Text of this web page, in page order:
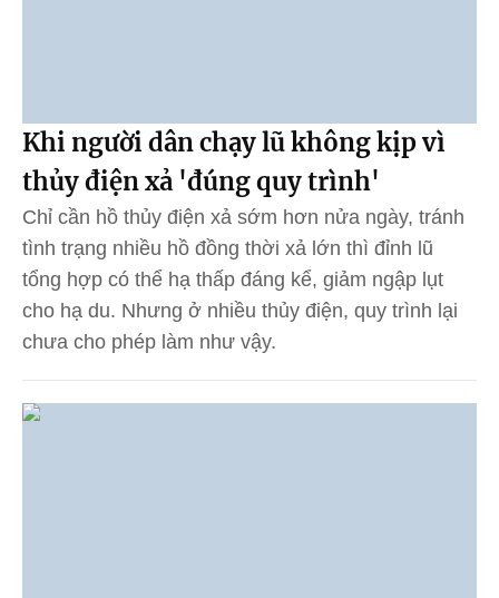
Khi người dân chạy lũ không kịp vì
thủy điện xả 'đúng quy trình'
Chỉ cần hồ thủy điện xả sớm hơn nửa ngày, tránh
tình trạng nhiều hồ đồng thời xả lớn thì đỉnh lũ
tổng hợp có thể hạ thấp đáng kể, giảm ngập lụt
cho hạ du. Nhưng ở nhiều thủy điện, quy trình lại
chưa cho phép làm như vậy.